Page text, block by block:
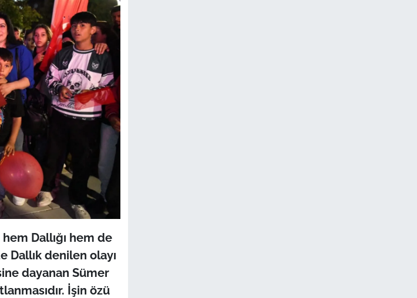
Dallığı hem de
Dallık denilen olayı
dayanan Sümer
İşin özü